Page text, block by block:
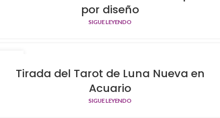
por diseño
SIGUE LEYENDO
Tirada del Tarot de Luna Nueva en
Acuario
SIGUE LEYENDO